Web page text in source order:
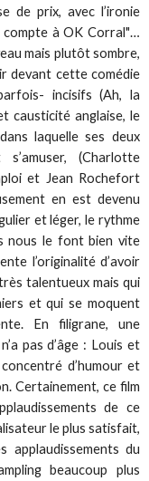
de prix, avec l’ironie
compte à OK Corral"…
mais plutôt sombre,
devant cette comédie
incisifs (Ah, la
causticité anglaise, le
laquelle ses deux
(Charlotte
et Jean Rochefort
en est devenu
et léger, le rythme
nous le font bien vite
l’originalité d’avoir
talentueux mais qui
et qui se moquent
En filigrane, une
pas d’âge : Louis et
d’humour et
Certainement, ce film
de ce
le plus satisfait,
applaudissements du
beaucoup plus